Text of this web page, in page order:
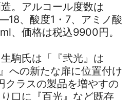
。アルコール度数は
、酸度1・7、アミノ酸
、価格は税込9900円。
駒氏は「『弐光』は
への新たな扉に位置付け
クラスの製品を増やすの
口に『百光』など既存